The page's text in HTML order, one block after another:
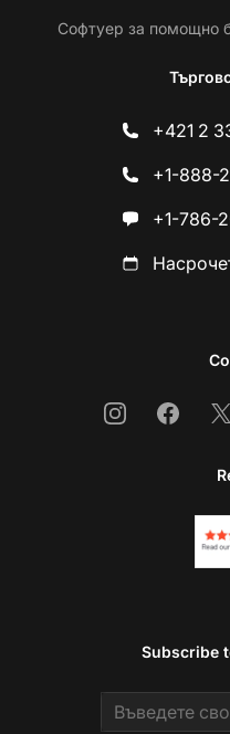
Софтуер за помощно
+421 2
+1-888-
+1-786-
Instagram X
Subscribe
Email address